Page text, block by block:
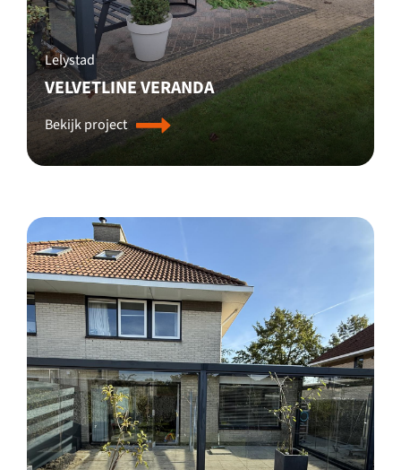
Lelystad
VELVETLINE VERANDA
Bekijk project